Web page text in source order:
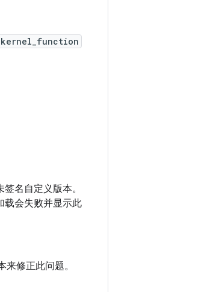
名自定义版本。
载会失败并显示此
来修正此问题。